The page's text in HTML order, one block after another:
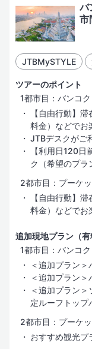
バ
市
JTBMySTYLE
ツアーのポイント
1都市目：バンコク
【自由行動】
料金）などでお
JTBデスクがご
【利用日120
ク（希望のプラ
2都市目：プーケ
【自由行動】
料金）などでお
追加現地プラン（有
1都市目：バンコク
＜追加プラン
＜追加プラン
＜追加プラン
定ルーフトップ
2都市目：プーケ
おすすめ観光プ